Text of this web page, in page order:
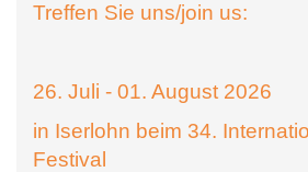
Treffen Sie uns/join us:
26. Juli - 01. August 2026
in Iserlohn beim 34.
Festival